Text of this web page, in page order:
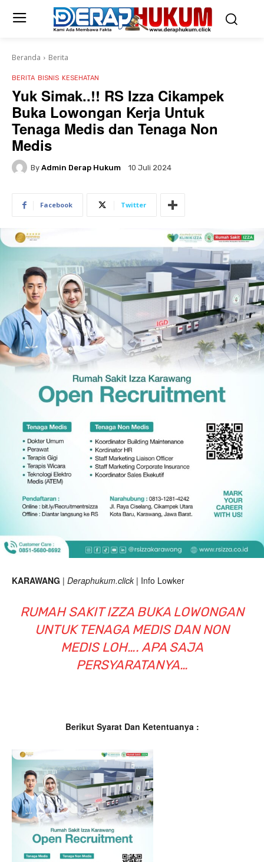
Beranda Berita
BERITA BISNIS KESEHATAN
Yuk Simak..!! RS Izza Cikampek
Buka Lowongan Kerja Untuk
Tenaga Medis dan Tenaga Non
Medis
By Admin Derap Hukum 10 Juli 2024
Facebook Twitter
KARAWANG | Deraphukum.click | Info Lowker
RUMAH SAKIT IZZA BUKA LOWONGAN
UNTUK TENAGA MEDIS DAN NON
MEDIS LOH…. APA SAJA
PERSYARATANYA…
Berikut Syarat Dan Ketentuanya :